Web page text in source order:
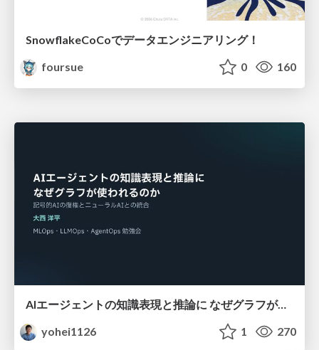
SnowflakeCoCoでデータエンジニアリング！
foursue
0 160
AIエージェントの知識表現と推論に なぜグラフが使われるのか - 記号的AIの復権とニューラルAIとの統合
yohei1126
1 270